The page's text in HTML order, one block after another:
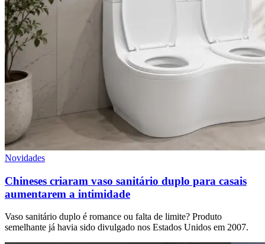
Novidades
Chineses criaram vaso sanitário duplo para casais
aumentarem a intimidade
Vaso sanitário duplo é romance ou falta de limite? Produto
semelhante já havia sido divulgado nos Estados Unidos em 2007.